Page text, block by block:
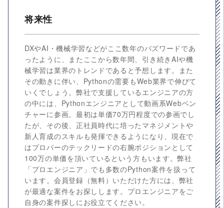
将来性
DXやAI・機械学習などがここ数年のバズワードであ
ったように、またここから数年間、引き続きAIや機
械学習は業界のトレンドであると予想します。また
その動きに伴い、Pythonの需要もWeb業界で伸びて
いくでしょう。弊社で支援しているエンジニアの方
の中には、Pythonエンジニアとして動画系Webベン
チャーに参画。最初は単価70万円程度での参画でし
たが、その後、正社員時代に培ったマネジメントや
新人育成のスキルも発揮できるようになり、現在で
はプロパーのテックリードの右腕ポジションとして
100万の単価を頂いているという方もいます。弊社
「プロエンジニア」でも多数のPython案件を扱って
います。会員登録（無料）いただけた方には、弊社
が最適な案件をお探しします。プロエンジニアをご
自身の案件探しにお役立てください。